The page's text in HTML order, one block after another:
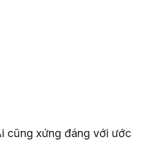
cũng xứng đáng với ước